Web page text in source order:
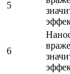
5
6